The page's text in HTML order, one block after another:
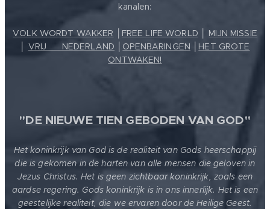
kanalen:
VOLK WORDT WAKKER FREE LIFE WORLD
MIJN MISSIE
VRIJ ❤️ NEDERLAND OPENBARINGEN
HET GROTE
ONTWAKEN!
"DE NIEUWE TIEN GEBODEN VAN GOD"
Het koninkrijk van God is de realiteit van Gods heerschappij
die is gekomen in de harten van alle mensen die geloven in
Jezus Christus. Het is geen zichtbaar koninkrijk, zoals een
aardse regering. Gods koninkrijk is in ons innerlijk. Het is een
geestelijke realiteit, die we ervaren door de Heilige Geest.